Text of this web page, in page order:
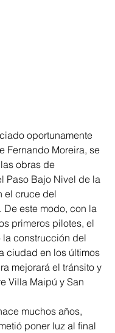
oportunamente
Fernando Moreira, se
obras de
Paso Bajo Nivel de la
el cruce del
De este modo, con la
primeros pilotes, el
construcción del
ciudad en los últimos
mejorará el tránsito y
Villa Maipú y San
muchos años,
poner luz al final